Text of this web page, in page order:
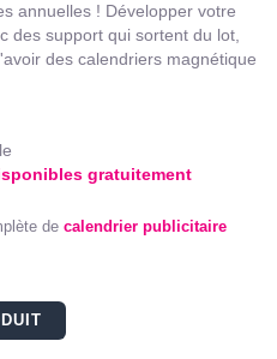
annuelles ! Développer votre
des support qui sortent du lot,
des calendriers magnétique
gratuitement
de calendrier publicitaire